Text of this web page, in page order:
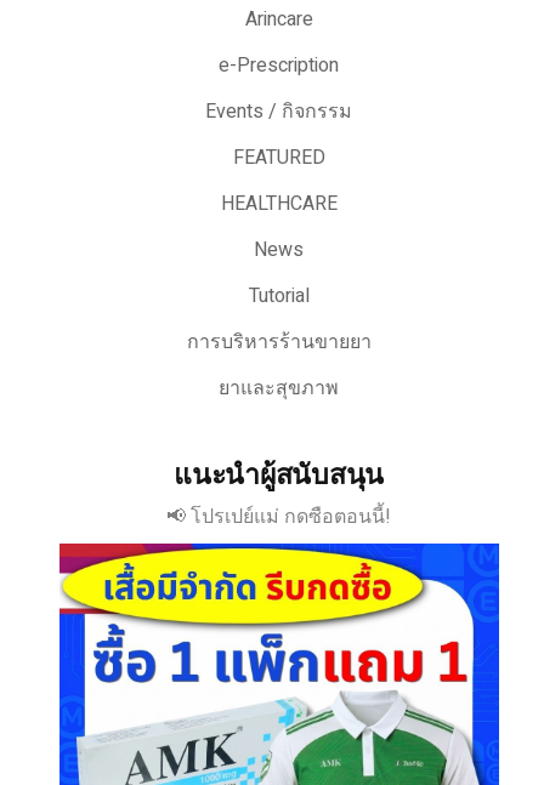
Arincare
e-Prescription
Events / กิจกรรม
FEATURED
HEALTHCARE
News
Tutorial
การบริหารร้านขายยา
ยาและสุขภาพ
แนะนำผู้สนับสนุน
📢 โปรเปย์แม่ กดซือตอนนี้!